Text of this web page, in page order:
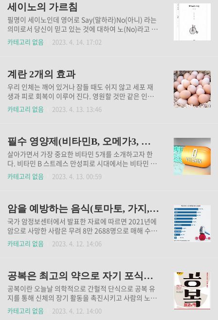
용할 수 있다. ..
복무기간과 연동하여 최장 39세까지 가능 ** ‘정규
직’은 기간의 정함이 없는 근로자를 말하며, 파견근로
자, 기간제근로자 등은 제외함 (기업) 고용보험 피보험
자수 5인 이상~50인 미만 제조·건설업종 중소기업으
로 상기 청년을 정규직으로 채용한 기업 병,의원의 경우
동으로 2년..
세이노의 가르침
필명이 세이노인데 영어로 Say(말하라)No(아니) 라는
의미로서 당신이 믿고 있는 것에 대하여 노(No)라고 말
하라.고 가르친다. 자신이 믿고 있는 것이 미천한 경험
에서 나온 것으로 수 많은 지혜를 가진 책을 통한 스승
로 태어나 서너 살 유년기부터 아버지의 가르침을 받았
다. 아버지가 전 재산을 사기로 모두 날린 후 사망하면
서 친부모를 모두 여의고 고교시절부터 생활고에 크게
시달렸다. 고교 3학년 때 건강과 가난 때문에 휴학하고
친구 아버님과 친구들의 투자를 받아 사업을 했으나 실
도서관..
카테고리 없음 2023. 4. 14. 17:02
계란 2개의 효과
우리 인체는 깨어 있거나 잠들 때도 쉬지 않고 세포 재
생과 피로 회복이 이루어 진다. 영원할 것만 같은 인체
는 시간이 흐르면 흐를수록 몸이 서서히 노화가 시작된
다. 우리 몸의 노화가 시작되면 혈관의 탄력이 줄어들고
체는 강력한 에너지를 얻어 노화를 늦추고 암 발생률을
낮출 수 있다. 풍부한 영양소 덕분에 완전식품 이라는
별명을 지니고 있는 달걀을 하루 2개만 섭취해도 엄청
난 에너지를 얻을 수 있다. 심혈관 질환 감소 상당히 높
은 수치의 콜레스테롤은 심혈관 질환에 영향을 주는데
영향을 더 ..
카테고리 없음 2023. 4. 13. 13:46
필수 영양제(비타민B, 오메가3, 프로바이오틱스, 비타민D, 코엔자임Q10)
살아가면서 가장 중요한 비타민 5개를 소개하고자 한
다. 비타민 B 스트레스 만성피로 시대에서는 비타민 B
가 에너지 생성 해서 아주 중요하다. 즉 비타민 B는 누
구든지 언제든지 어디서든지 하루 한 알은 먹어야 하는
질환과 수술적 치료, 항생제 소염진통제 질환의 시대를
살아가면서 병원 치료 약물을 하루에 3~4개 복용하고
있기 때문에 반드시 비타민 B 복용이 반드시 필요하다.
또한 다량 섭취해도 체내에 축적되지 않고 배출되는 수
용성 비타민으로 매일매일 보충해 주는 것이 아주 중요
바로 오메가..
카테고리 없음 2023. 4. 13. 00:59
암을 예방하는 음식(토마토, 가지, 마늘, 당근, 파프리카)
국가 암정보센터에서 발표한 자료에 따르면 2021년에
암으로 사망한 사람은 무려 8만 2688명으로 매해 수많
은 사망자가 발생하고 있다. 암은 조기에 발견하는 것이
중요하며 특히 체내에 암세포가 성장하기 이전에 항암
식들이 존재하는데 그 중에서도 구워 먹으면 항암 효능
이 무려 5배 높아져 체내에 발생된 돌연변이 세포를 완
벽하게 없앨 수 있는 음식들이 존재하고 있다. 토마토
대표 항산화 성분으로 알려진 라이코펜은 체내 항산화
작용에 탁월한 효능을 지니고 있어 꾸준히 섭취하면 암
카테고리 없음 2023. 4. 12. 14:06
공복은 최고의 약으로 자기 포식과 노화 지연
공복이란 오늘날 의학적으로 간헐적 단식으로 공복 유
지를 통해 신체의 장기 활동을 촉진시키고 사람의 노화
를 더디게하는 최고의 방법을 책을 통해 소개하고자 한
다. 공복의 자기 포식 그런데 최신 의학적 증거를 바탕
카테고리 없음 2023. 4. 12. 14:00